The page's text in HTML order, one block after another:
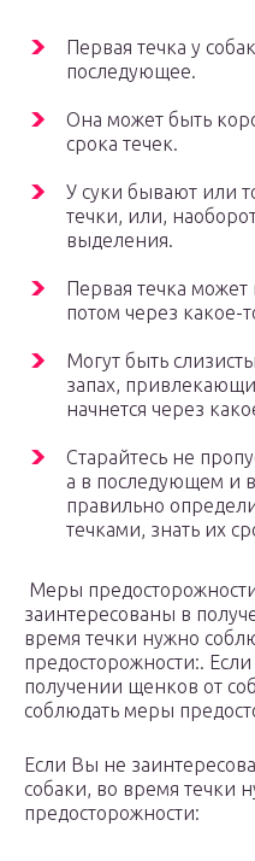
Первая течка у
последующее.
Она может быть
срока течек.
У суки бывают или
течки, или,
выделения.
Первая течка может
потом через какое-
Могут быть
запах,
начнется через
Старайтесь не
а в последующем и
правильно
течками, знать их
Меры
заинтересованы в
время течки нужно
предосторожности:.
получении щенков от
соблюдать меры
Если Вы не
собаки, во время течки
предосторожности: